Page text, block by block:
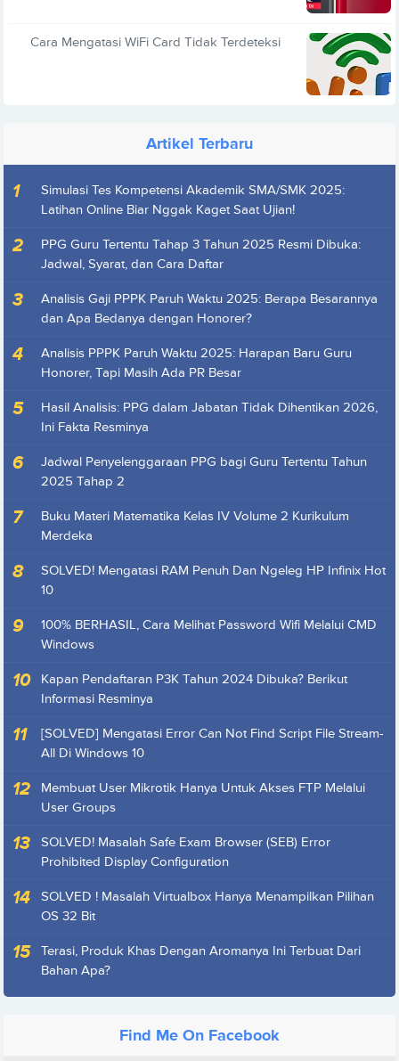
Cara Mengatasi WiFi Card Tidak Terdeteksi
Artikel Terbaru
Simulasi Tes Kompetensi Akademik SMA/SMK 2025:
Latihan Online Biar Nggak Kaget Saat Ujian!
PPG Guru Tertentu Tahap 3 Tahun 2025 Resmi Dibuka:
Jadwal, Syarat, dan Cara Daftar
Analisis Gaji PPPK Paruh Waktu 2025: Berapa Besarannya
dan Apa Bedanya dengan Honorer?
Analisis PPPK Paruh Waktu 2025: Harapan Baru Guru
Honorer, Tapi Masih Ada PR Besar
Hasil Analisis: PPG dalam Jabatan Tidak Dihentikan 2026,
Ini Fakta Resminya
Jadwal Penyelenggaraan PPG bagi Guru Tertentu Tahun
2025 Tahap 2
Buku Materi Matematika Kelas IV Volume 2 Kurikulum
Merdeka
SOLVED! Mengatasi RAM Penuh Dan Ngeleg HP Infinix Hot
10
100% BERHASIL, Cara Melihat Password Wifi Melalui CMD
Windows
Kapan Pendaftaran P3K Tahun 2024 Dibuka? Berikut
Informasi Resminya
[SOLVED] Mengatasi Error Can Not Find Script File Stream-
All Di Windows 10
Membuat User Mikrotik Hanya Untuk Akses FTP Melalui
User Groups
SOLVED! Masalah Safe Exam Browser (SEB) Error
Prohibited Display Configuration
SOLVED ! Masalah Virtualbox Hanya Menampilkan Pilihan
OS 32 Bit
Terasi, Produk Khas Dengan Aromanya Ini Terbuat Dari
Bahan Apa?
Find Me On Facebook